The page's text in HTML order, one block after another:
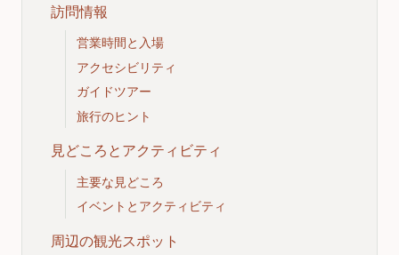
訪問情報
営業時間と入場
アクセシビリティ
ガイドツアー
旅行のヒント
見どころとアクティビティ
主要な見どころ
イベントとアクティビティ
周辺の観光スポット